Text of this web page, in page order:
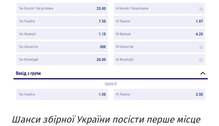
Шанси збірної України посісти перше місце